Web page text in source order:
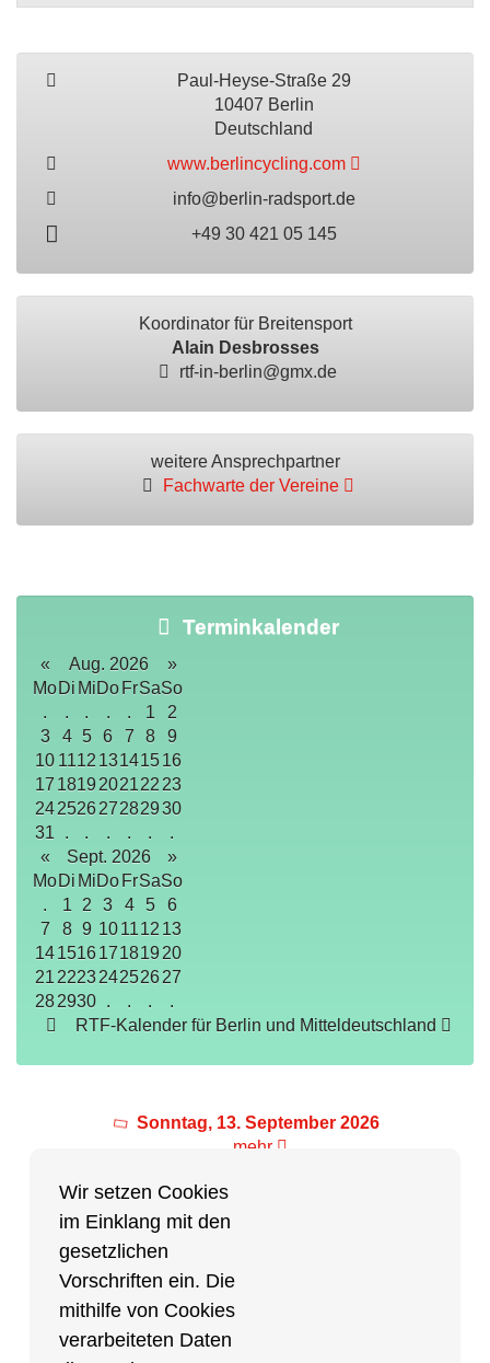
Wir setzen Cookies
im Einklang mit den
gesetzlichen
Vorschriften ein. Die
mithilfe von Cookies
verarbeiteten Daten
Paul-Heyse-Straße 29
10407 Berlin
Deutschland
www.berlincycling.com
info@berlin-radsport.de
+49 30 421 05 145
Koordinator für Breitensport
Alain Desbrosses
rtf-in-berlin@gmx.de
weitere Ansprechpartner
Fachwarte der Vereine
Terminkalender
« Aug. 2026
»
MoDi MiDo FrSaSo
.
. . . . 1
2
3
4 5 6 7 8
9
10 1112 13141516
17 1819 202122 23
24252627282930
31
. . . . .
.
«
Sept. 2026
»
MoDi MiDo FrSaSo
.
1 2 3 4 5
6
7
8 9 10 1112 13
141516171819 20
21 222324252627
282930 . . .
.
RTF-Kalender für Berlin und Mitteldeutschland
Sonntag, 13. September 2026
mehr
Partner des Breitensports